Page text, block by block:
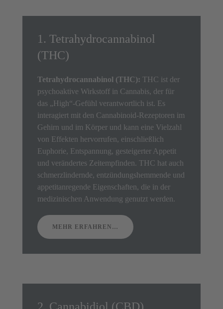
1. Tetrahydrocannabinol
(THC)
Tetrahydrocannabinol (THC): THC ist der
psychoaktive Wirkstoff in Cannabis, der für
das „High“-Gefühl verantwortlich ist. Es
interagiert mit den Cannabinoid-Rezeptoren im
Gehirn und im Körper und kann eine Vielzahl
von Effekten hervorrufen, einschließlich
Euphorie, Entspannung, gesteigerter Appetit
und verändertes Zeitempfinden. THC hat auch
schmerzlindernde, entzündungshemmende und
appetitanregende Eigenschaften, die in der
medizinischen Anwendung genutzt werden.
MEHR ERFAHREN…